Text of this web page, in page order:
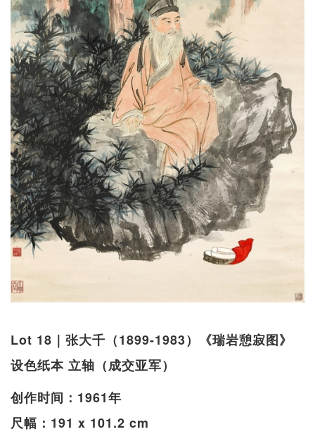
Lot 18｜张大千（1899-1983）《瑞岩憩寂图》
设色纸本 立轴（成交亚军）
创作时间：1961年
尺幅：191 x 101.2 cm